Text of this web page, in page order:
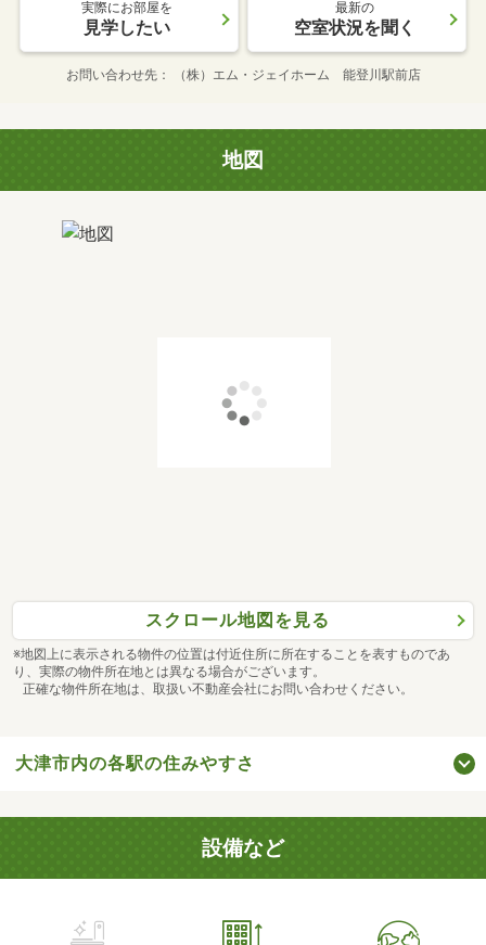
実際にお部屋を
見学したい
最新の
空室状況を聞く
お問い合わせ先 （株）エム・ジェイホーム 能登川駅前店
地図
スクロール地図を見る
※地図上に表示される物件の位置は付近住所に所在することを表すものであ
り、実際の物件所在地とは異なる場合がございます。
正確な物件所在地は、取扱い不動産会社にお問い合わせください。
大津市内の各駅の住みやすさ
設備など